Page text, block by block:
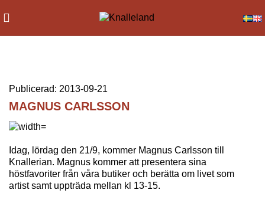
Publicerad: 2013-09-21
MAGNUS CARLSSON
Idag, lördag den 21/9, kommer Magnus Carlsson till
Knallerian. Magnus kommer att presentera sina
höstfavoriter från våra butiker och berätta om livet som
artist samt uppträda mellan kl 13-15.